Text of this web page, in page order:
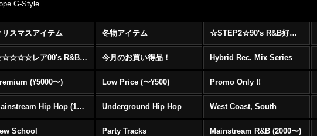
G-Style
リスマスアイテム 冬物アイテム ☆STEP2☆90's R&B好きに自信を持ってオススメ出来る00's R&B Best 100 !!!
☆☆☆☆☆レア00's R&B Promo Only盤特集！！☆☆☆☆☆ 今月のお買い得品！ Hybrid Rec. Mix Series
(¥5000〜) Low Price (〜¥500) Promo Only !!
Mainstream Hip Hop (1990〜1999) Underground Hip Hop West Coast, South
School Party Tracks Mainstream R&B (2000〜)